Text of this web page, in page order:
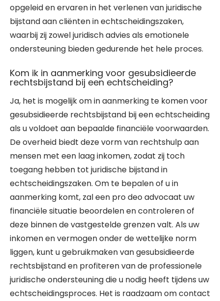
opgeleid en ervaren in het verlenen van juridische
bijstand aan cliënten in echtscheidingszaken,
waarbij zij zowel juridisch advies als emotionele
ondersteuning bieden gedurende het hele proces.
Kom ik in aanmerking voor gesubsidieerde
rechtsbijstand bij een echtscheiding?
Ja, het is mogelijk om in aanmerking te komen voor
gesubsidieerde rechtsbijstand bij een echtscheiding
als u voldoet aan bepaalde financiële voorwaarden.
De overheid biedt deze vorm van rechtshulp aan
mensen met een laag inkomen, zodat zij toch
toegang hebben tot juridische bijstand in
echtscheidingszaken. Om te bepalen of u in
aanmerking komt, zal een pro deo advocaat uw
financiële situatie beoordelen en controleren of
deze binnen de vastgestelde grenzen valt. Als uw
inkomen en vermogen onder de wettelijke norm
liggen, kunt u gebruikmaken van gesubsidieerde
rechtsbijstand en profiteren van de professionele
juridische ondersteuning die u nodig heeft tijdens uw
echtscheidingsproces. Het is raadzaam om contact